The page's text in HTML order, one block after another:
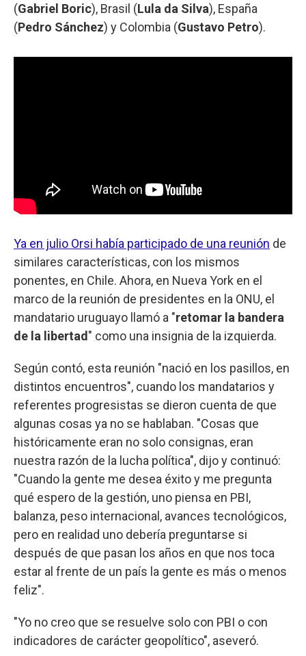
(Gabriel Boric), Brasil (Lula da Silva), España
(Pedro Sánchez) y Colombia (Gustavo Petro).
Ya en julio Orsi había participado de una reunión de
similares características, con los mismos
ponentes, en Chile. Ahora, en Nueva York en el
marco de la reunión de presidentes en la ONU, el
mandatario uruguayo llamó a "retomar la bandera
de la libertad" como una insignia de la izquierda.
Según contó, esta reunión "nació en los pasillos, en
distintos encuentros", cuando los mandatarios y
referentes progresistas se dieron cuenta de que
algunas cosas ya no se hablaban. "Cosas que
históricamente eran no solo consignas, eran
nuestra razón de la lucha política", dijo y continuó:
"Cuando la gente me desea éxito y me pregunta
qué espero de la gestión, uno piensa en PBI,
balanza, peso internacional, avances tecnológicos,
pero en realidad uno debería preguntarse si
después de que pasan los años en que nos toca
estar al frente de un país la gente es más o menos
feliz".
"Yo no creo que se resuelve solo con PBI o con
indicadores de carácter geopolítico", aseveró.